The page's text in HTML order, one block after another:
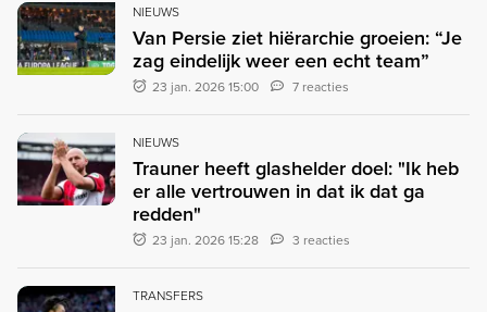
NIEUWS
Van Persie ziet hiërarchie groeien: “Je
zag eindelijk weer een echt team”
23 jan. 2026 15:00 7 reacties
NIEUWS
Trauner heeft glashelder doel: "Ik heb
er alle vertrouwen in dat ik dat ga
redden"
23 jan. 2026 15:28 3 reacties
TRANSFERS